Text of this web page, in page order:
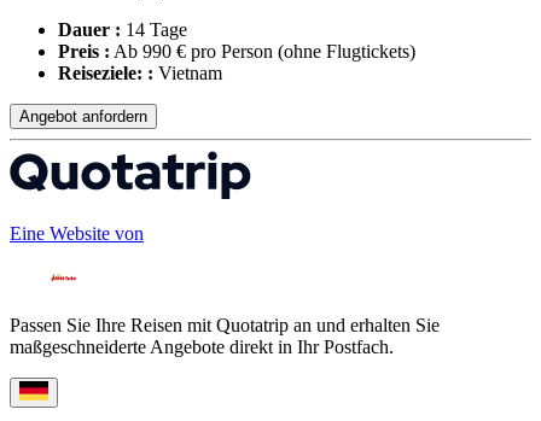
Dauer : 14 Tage
Preis : Ab 990 € pro Person (ohne Flugtickets)
Reiseziele: : Vietnam
Angebot anfordern
Eine Website von
Passen Sie Ihre Reisen mit Quotatrip an und erhalten Sie
maßgeschneiderte Angebote direkt in Ihr Postfach.